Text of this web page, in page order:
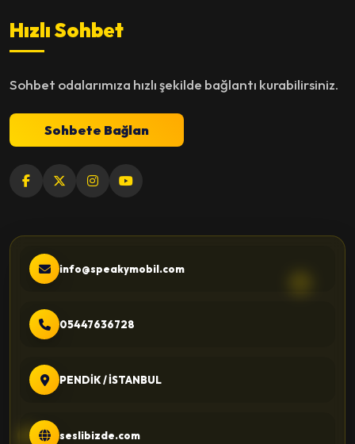
Hızlı Sohbet
Sohbet odalarımıza hızlı şekilde bağlantı kurabilirsiniz.
Sohbete Bağlan
info@speakymobil.com
05447636728
PENDİK / İSTANBUL
seslibizde.com